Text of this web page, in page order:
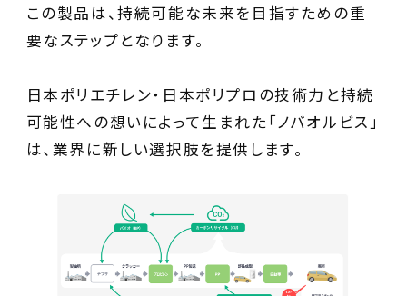
この製品は、持続可能な未来を目指すための重
要なステップとなります。
日本ポリエチレン・日本ポリプロの技術力と持続
可能性への想いによって生まれた「ノバオルビス」
は、業界に新しい選択肢を提供します。